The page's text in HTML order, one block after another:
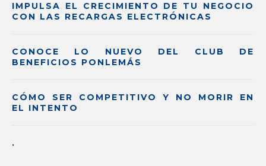
IMPULSA EL CRECIMIENTO DE TU NEGOCIO
CON LAS RECARGAS ELECTRÓNICAS
CONOCE LO NUEVO DEL CLUB DE
BENEFICIOS PONLEMÁS
CÓMO SER COMPETITIVO Y NO MORIR EN
EL INTENTO
.